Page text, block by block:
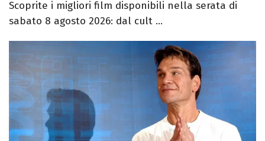
Scoprite i migliori film disponibili nella serata di
sabato 8 agosto 2026: dal cult ...